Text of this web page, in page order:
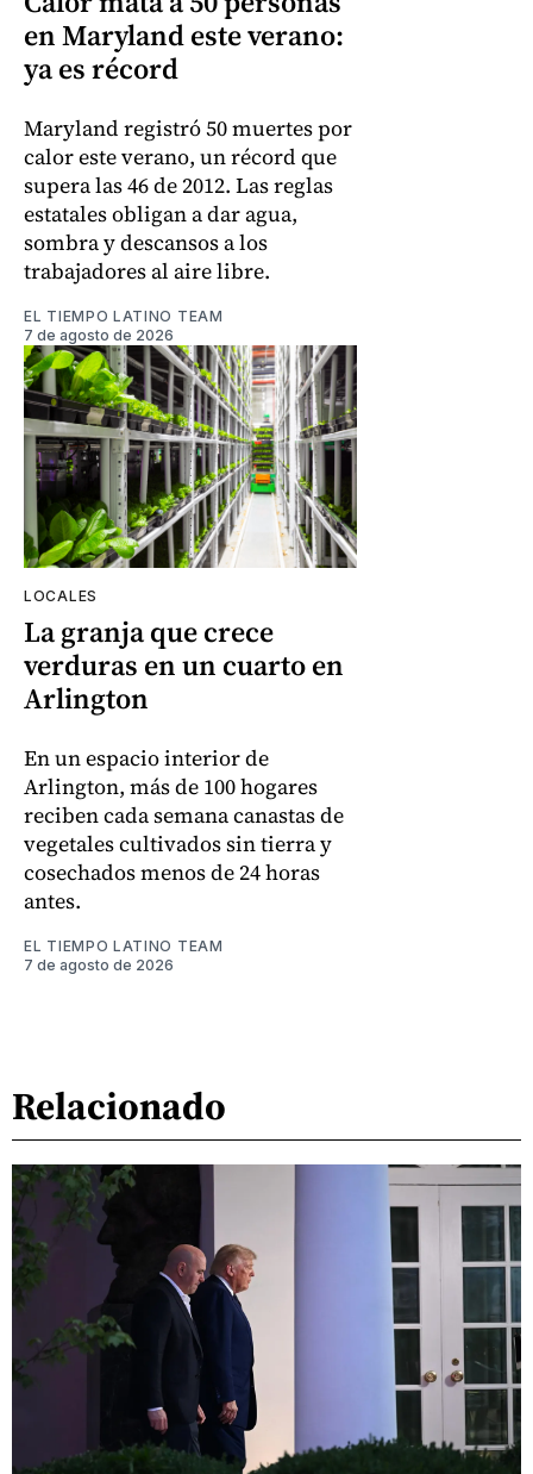
en Maryland este verano:
ya es récord
Maryland registró 50 muertes por
calor este verano, un récord que
supera las 46 de 2012. Las reglas
estatales obligan a dar agua,
sombra y descansos a los
trabajadores al aire libre.
EL TIEMPO LATINO TEAM
7 de agosto de 2026
LOCALES
La granja que crece
verduras en un cuarto en
Arlington
En un espacio interior de
Arlington, más de 100 hogares
reciben cada semana canastas de
vegetales cultivados sin tierra y
cosechados menos de 24 horas
antes.
EL TIEMPO LATINO TEAM
7 de agosto de 2026
Relacionado